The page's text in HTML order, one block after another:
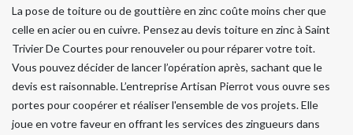
La pose de toiture ou de gouttière en zinc coûte moins cher que
celle en acier ou en cuivre. Pensez au devis toiture en zinc à Saint
Trivier De Courtes pour renouveler ou pour réparer votre toit.
Vous pouvez décider de lancer l’opération après, sachant que le
devis est raisonnable. L’entreprise Artisan Pierrot vous ouvre ses
portes pour coopérer et réaliser l'ensemble de vos projets. Elle
joue en votre faveur en offrant les services des zingueurs dans